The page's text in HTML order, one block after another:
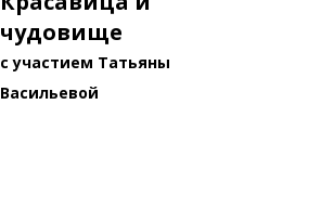
чудовище
с участием Татьяны
Васильевой